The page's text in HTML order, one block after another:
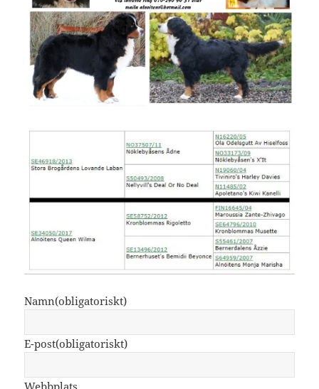
Namn(obligatoriskt)
E-post(obligatoriskt)
Webbplats